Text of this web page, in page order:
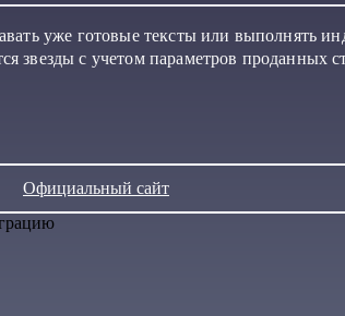
уже готовые тексты или выполнять
звезды с учетом параметров проданных
Официальный сайт